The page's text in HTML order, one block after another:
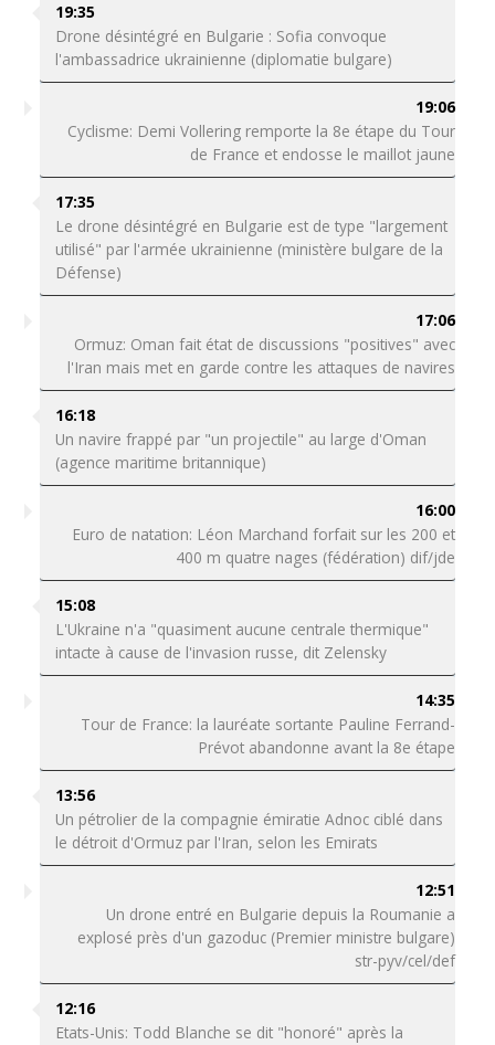
19:35
Drone désintégré en Bulgarie : Sofia convoque
l'ambassadrice ukrainienne (diplomatie bulgare)
19:06
Cyclisme: Demi Vollering remporte la 8e étape du Tour
de France et endosse le maillot jaune
17:35
Le drone désintégré en Bulgarie est de type "largement
utilisé" par l'armée ukrainienne (ministère bulgare de la
Défense)
17:06
Ormuz: Oman fait état de discussions "positives" avec
l'Iran mais met en garde contre les attaques de navires
16:18
Un navire frappé par "un projectile" au large d'Oman
(agence maritime britannique)
16:00
Euro de natation: Léon Marchand forfait sur les 200 et
400 m quatre nages (fédération) dif/jde
15:08
L'Ukraine n'a "quasiment aucune centrale thermique"
intacte à cause de l'invasion russe, dit Zelensky
14:35
Tour de France: la lauréate sortante Pauline Ferrand-
Prévot abandonne avant la 8e étape
13:56
Un pétrolier de la compagnie émiratie Adnoc ciblé dans
le détroit d'Ormuz par l'Iran, selon les Emirats
12:51
Un drone entré en Bulgarie depuis la Roumanie a
explosé près d'un gazoduc (Premier ministre bulgare)
str-pyv/cel/def
12:16
Etats-Unis: Todd Blanche se dit "honoré" après la